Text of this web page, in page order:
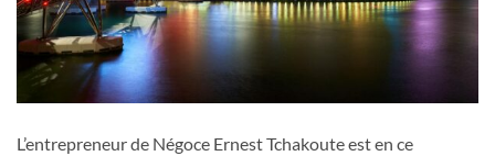
L’entrepreneur de Négoce Ernest Tchakoute est en ce